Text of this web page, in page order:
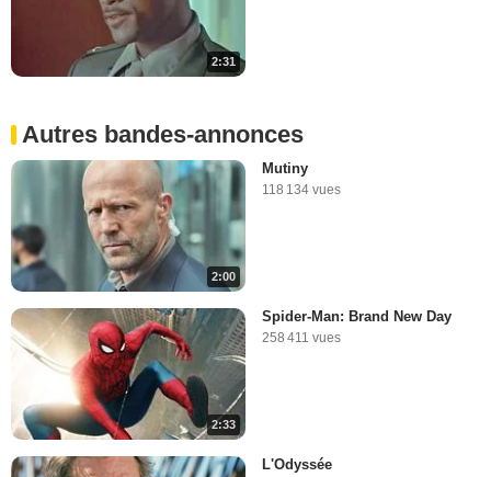
2:31
Autres bandes-annonces
2:00
Mutiny
118 134 vues
2:33
Spider-Man: Brand New Day
258 411 vues
L'Odyssée